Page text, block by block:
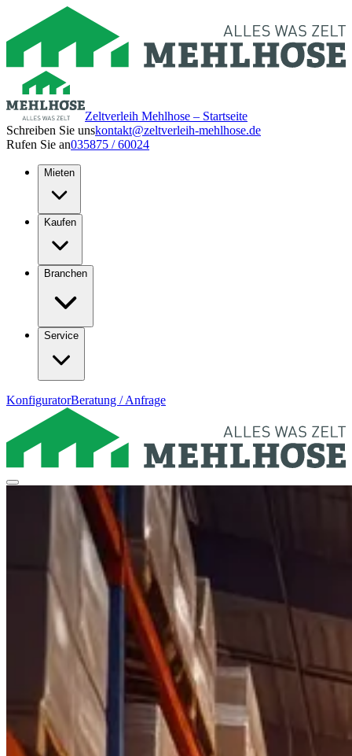
Zeltverleih Mehlhose – Startseite
Schreiben Sie unskontakt@zeltverleih-mehlhose.de
Rufen Sie an035875 / 60024
Mieten
Kaufen
Branchen
Service
KonfiguratorBeratung / Anfrage